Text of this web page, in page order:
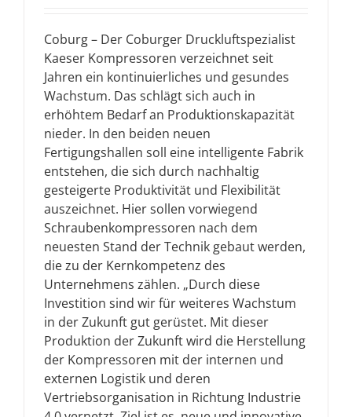
Coburg – Der Coburger Druckluftspezialist
Kaeser Kompressoren verzeichnet seit
Jahren ein kontinuierliches und gesundes
Wachstum. Das schlägt sich auch in
erhöhtem Bedarf an Produktionskapazität
nieder. In den beiden neuen
Fertigungshallen soll eine intelligente Fabrik
entstehen, die sich durch nachhaltig
gesteigerte Produktivität und Flexibilität
auszeichnet. Hier sollen vorwiegend
Schraubenkompressoren nach dem
neuesten Stand der Technik gebaut werden,
die zu der Kernkompetenz des
Unternehmens zählen. „Durch diese
Investition sind wir für weiteres Wachstum
in der Zukunft gut gerüstet. Mit dieser
Produktion der Zukunft wird die Herstellung
der Kompressoren mit der internen und
externen Logistik und deren
Vertriebsorganisation in Richtung Industrie